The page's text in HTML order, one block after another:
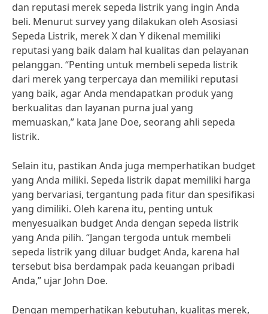
dan reputasi merek sepeda listrik yang ingin Anda
beli. Menurut survey yang dilakukan oleh Asosiasi
Sepeda Listrik, merek X dan Y dikenal memiliki
reputasi yang baik dalam hal kualitas dan pelayanan
pelanggan. “Penting untuk membeli sepeda listrik
dari merek yang terpercaya dan memiliki reputasi
yang baik, agar Anda mendapatkan produk yang
berkualitas dan layanan purna jual yang
memuaskan,” kata Jane Doe, seorang ahli sepeda
listrik.
Selain itu, pastikan Anda juga memperhatikan budget
yang Anda miliki. Sepeda listrik dapat memiliki harga
yang bervariasi, tergantung pada fitur dan spesifikasi
yang dimiliki. Oleh karena itu, penting untuk
menyesuaikan budget Anda dengan sepeda listrik
yang Anda pilih. “Jangan tergoda untuk membeli
sepeda listrik yang diluar budget Anda, karena hal
tersebut bisa berdampak pada keuangan pribadi
Anda,” ujar John Doe.
Dengan memperhatikan kebutuhan, kualitas merek,